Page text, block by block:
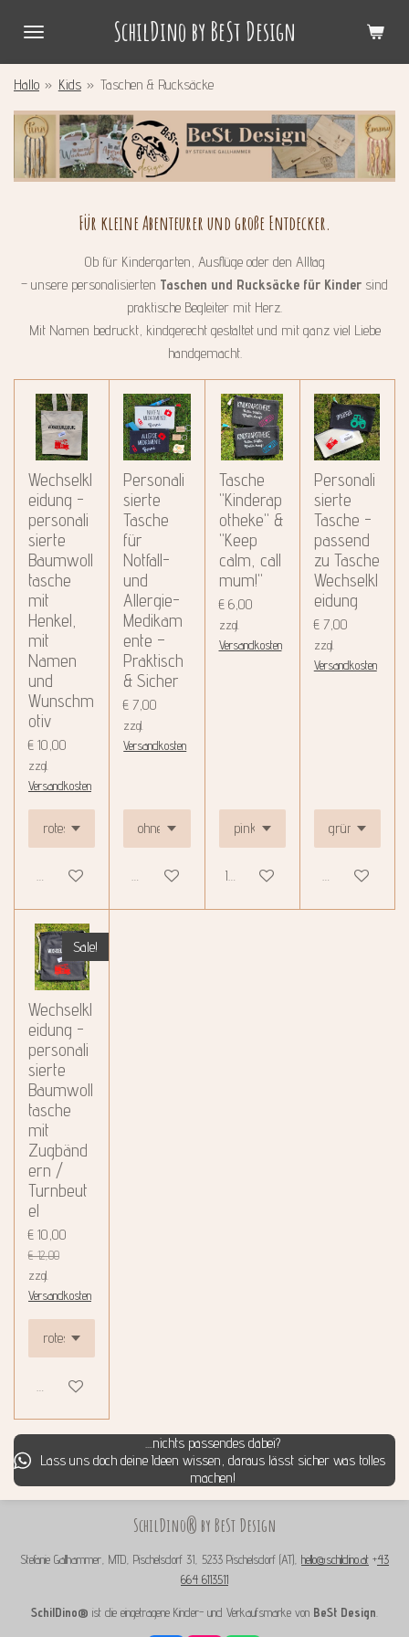
Hauptinhalt
springen
SchilDino by BeSt Design
Hallo » Kids » Taschen & Rucksäcke
Für kleine Abenteurer und große Entdecker.
Ob für Kindergarten, Ausflüge oder den Alltag
– unsere personalisierten Taschen und Rucksäcke für Kinder sind
praktische Begleiter mit Herz.
Mit Namen bedruckt, kindgerecht gestaltet und mit ganz viel Liebe
handgemacht.
Wechselkl
eidung -
personali
sierte
Baumwoll
tasche
mit
Henkel,
mit
Namen
und
Wunschm
otiv
€ 10,00
zzgl.
Versandkosten
Details anzeigen
Personali
sierte
Tasche
für
Notfall-
und
Allergie-
Medikam
ente –
Praktisch
& Sicher
€ 7,00
zzgl.
Versandkosten
Details anzeigen
Tasche
"Kinderap
otheke" &
"Keep
calm, call
mum!"
€ 6,00
zzgl.
Versandkosten
In den Warenkorb
Personali
sierte
Tasche -
passend
zu Tasche
Wechselkl
eidung
€ 7,00
zzgl.
Versandkosten
Details anzeigen
Sale!
Wechselkl
eidung -
personali
sierte
Baumwoll
tasche
mit
Zugbänd
ern /
Turnbeut
el
€ 10,00
€ 12,00
zzgl.
Versandkosten
Details anzeigen
....nichts passendes dabei?
Lass uns doch deine Ideen wissen, daraus lässt sicher was tolles
machen!
SchilDino® by BeSt Design
Stefanie Gallhammer, MTD, Pischelsdorf 31, 5233 Pischelsdorf (AT), hello@schildino.at +43
664 6113511
SchilDino® ist die eingetragene Kinder- und Verkaufsmarke von BeSt Design